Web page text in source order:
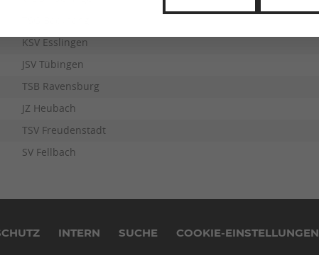
KSV Esslingen
JSV Tübingen
TSB Ravensburg
JZ Heubach
TSV Freudenstadt
SV Fellbach
INTERN SUCHE COOKIE-EINSTELLUNGEN